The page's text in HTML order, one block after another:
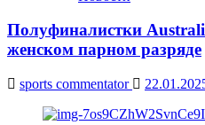
Полуфиналистки
женском парном разряде
sports commentator